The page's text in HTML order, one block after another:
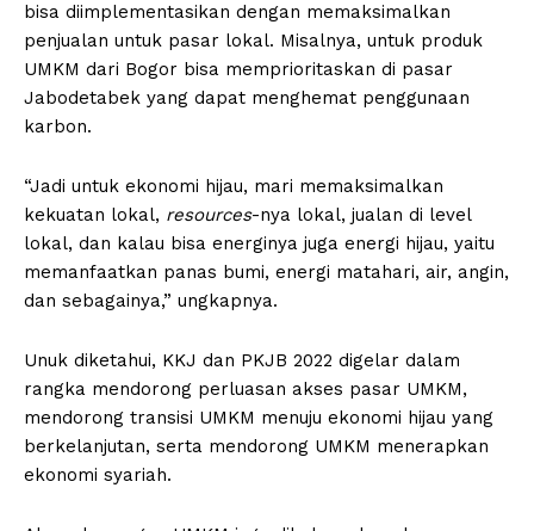
bisa diimplementasikan dengan memaksimalkan
penjualan untuk pasar lokal. Misalnya, untuk produk
UMKM dari Bogor bisa memprioritaskan di pasar
Jabodetabek yang dapat menghemat penggunaan
karbon.
“Jadi untuk ekonomi hijau, mari memaksimalkan
kekuatan lokal, resources-nya lokal, jualan di level
lokal, dan kalau bisa energinya juga energi hijau, yaitu
memanfaatkan panas bumi, energi matahari, air, angin,
dan sebagainya,” ungkapnya.
Unuk diketahui, KKJ dan PKJB 2022 digelar dalam
rangka mendorong perluasan akses pasar UMKM,
mendorong transisi UMKM menuju ekonomi hijau yang
berkelanjutan, serta mendorong UMKM menerapkan
ekonomi syariah.